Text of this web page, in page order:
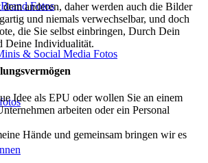
Fotos
& Social Media Fotos
anderen, daher werden auch die Bilder
und niemals verwechselbar, und doch
die Sie selbst einbringen, Durch Dein
Deine Individualität.
Idee als EPU oder wollen Sie an einem
arbeiten oder ein Personal
Hände und gemeinsam bringen wir es